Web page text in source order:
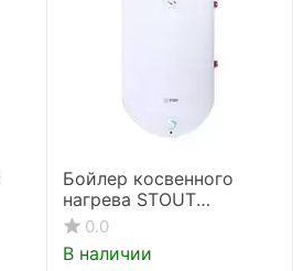
Бойлер косвенного
нагрева STOUT
настенный 150 л., ТЭН
2,4 кВт
0.0
В наличии